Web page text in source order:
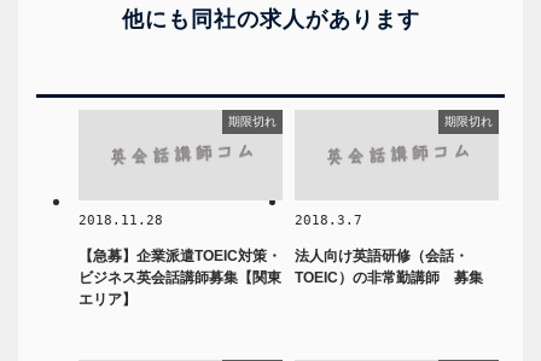
他にも同社の求人があります
期限切れ
2018.11.28
【急募】企業派遣TOEIC対策・
ビジネス英会話講師募集【関東
エリア】
期限切れ
2018.3.7
法人向け英語研修（会話・
TOEIC）の非常勤講師 募集